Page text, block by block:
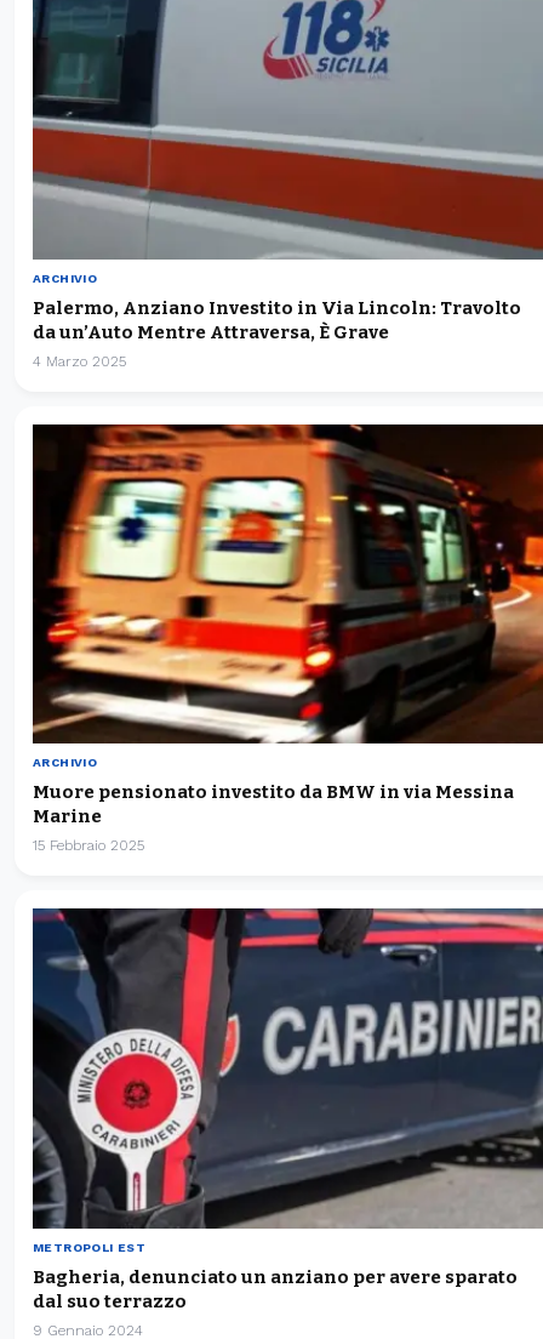
ARCHIVIO
Palermo, Anziano Investito in Via Lincoln: Travolto
da un’Auto Mentre Attraversa, È Grave
4 Marzo 2025
ARCHIVIO
Muore pensionato investito da BMW in via Messina
Marine
15 Febbraio 2025
METROPOLI EST
Bagheria, denunciato un anziano per avere sparato
dal suo terrazzo
9 Gennaio 2024